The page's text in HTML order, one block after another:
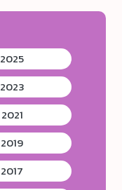
2025
2023
2021
2019
2017